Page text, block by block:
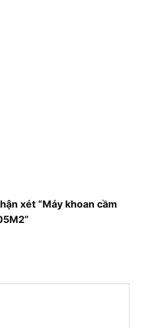
xét “Máy khoan cầm